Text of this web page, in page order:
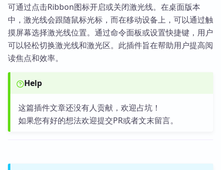
可通过点击Ribbon图标开启或关闭激光线。在桌面版本
中，激光线会跟随鼠标光标，而在移动设备上，可以通过触
摸屏幕选择激光线位置。通过命令面板或设置快捷键，用户
可以轻松切换激光线和激光区。此插件旨在帮助用户提高阅
读焦点和效率。
Help
这篇插件文章还没有人贡献，欢迎占坑！
如果您有好的想法欢迎提交PR或者文末留言。